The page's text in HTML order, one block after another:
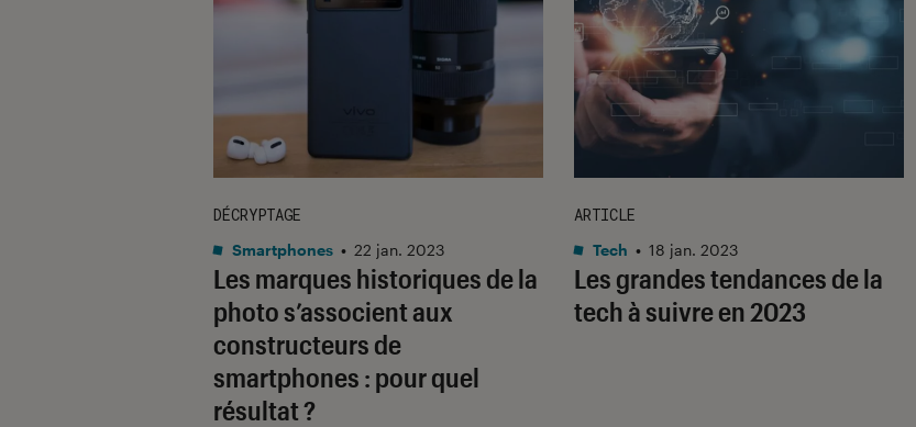
Les marques historiques de la
photo s’associent aux
constructeurs de
smartphones : pour quel
résultat ?
DÉCRYPTAGE
Smartphones • 22 jan. 2023
Les grandes tendances de la
tech à suivre en 2023
ARTICLE
Tech • 18 jan. 2023